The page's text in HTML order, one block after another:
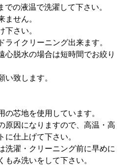
の液温で洗濯して下さい。
ません。
下さい。
ライクリーニング出来ます。
心脱水の場合は短時間でお絞り
い致します。
の芯地を使用しています。
原因になりますので、高温・高
に仕上げて下さい。
洗濯・クリーニング前に早めに
もみ洗いをして下さい。